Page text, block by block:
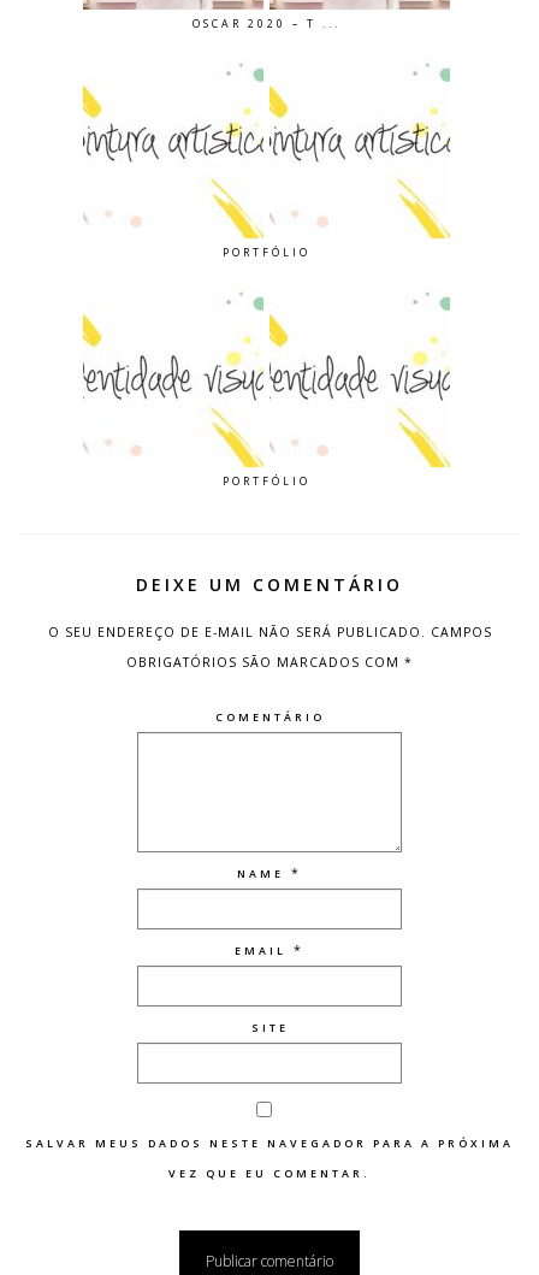
OSCAR 2020 – T ...
PORTFÓLIO
PORTFÓLIO
DEIXE UM COMENTÁRIO
O SEU ENDEREÇO DE E-MAIL NÃO SERÁ PUBLICADO. CAMPOS
OBRIGATÓRIOS SÃO MARCADOS COM *
COMENTÁRIO
NAME *
EMAIL *
SITE
SALVAR MEUS DADOS NESTE NAVEGADOR PARA A PRÓXIMA
VEZ QUE EU COMENTAR.